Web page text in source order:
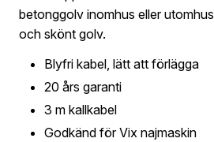
betonggolv inomhus eller
och skönt golv.
Blyfri kabel, lätt att förlägga
20 års garanti
3 m kallkabel
Godkänd för Vix najmaskin